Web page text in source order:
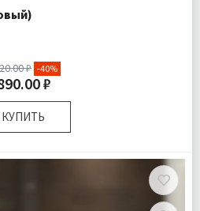
₽ -40%
₽
КУПИТЬ
Стаканчик для зубных щеток 1 шт
Мыльница для твердого мыла 1 шт
Подробнее